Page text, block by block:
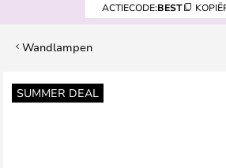
ACTIECODE:BEST
Wandlampen
SUMMER DEAL
Ga
naar